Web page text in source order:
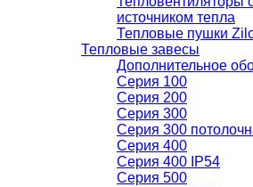
источником тепла
Тепловые пушки
Тепловые завесы
Дополнительное
Серия 100
Серия 200
Серия 300
Серия 300
Серия 400
Серия 400 IP54
Серия 500